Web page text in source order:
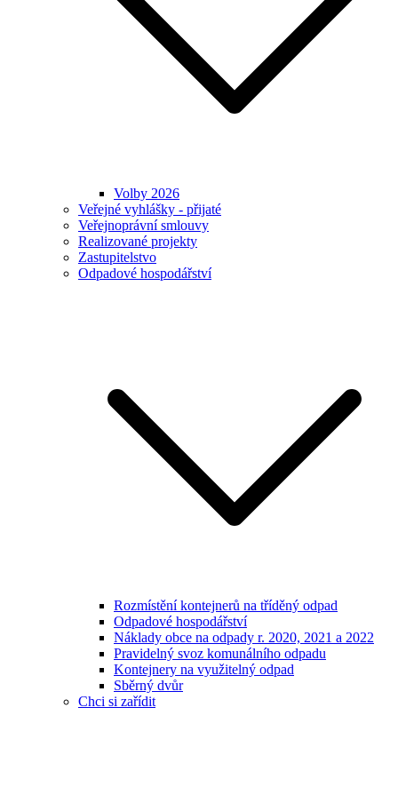
Volby 2026
Veřejné vyhlášky - přijaté
Veřejnoprávní smlouvy
Realizované projekty
Zastupitelstvo
Odpadové hospodářství
Rozmístění kontejnerů na tříděný odpad
Odpadové hospodářství
Náklady obce na odpady r. 2020, 2021 a 2022
Pravidelný svoz komunálního odpadu
Kontejnery na využitelný odpad
Sběrný dvůr
Chci si zařídit